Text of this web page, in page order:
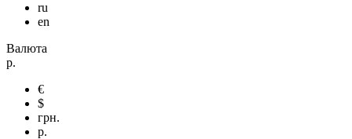
ru
en
Валюта
р.
€
$
грн.
р.